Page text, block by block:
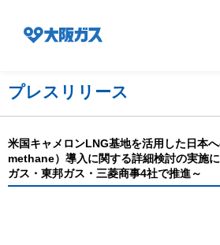
企業/グループについて
プレスリリース
米国キャメロンLNG基地を活用した日本
methane）導入に関する詳細検討の実施
ガス・東邦ガス・三菱商事4社で推進～